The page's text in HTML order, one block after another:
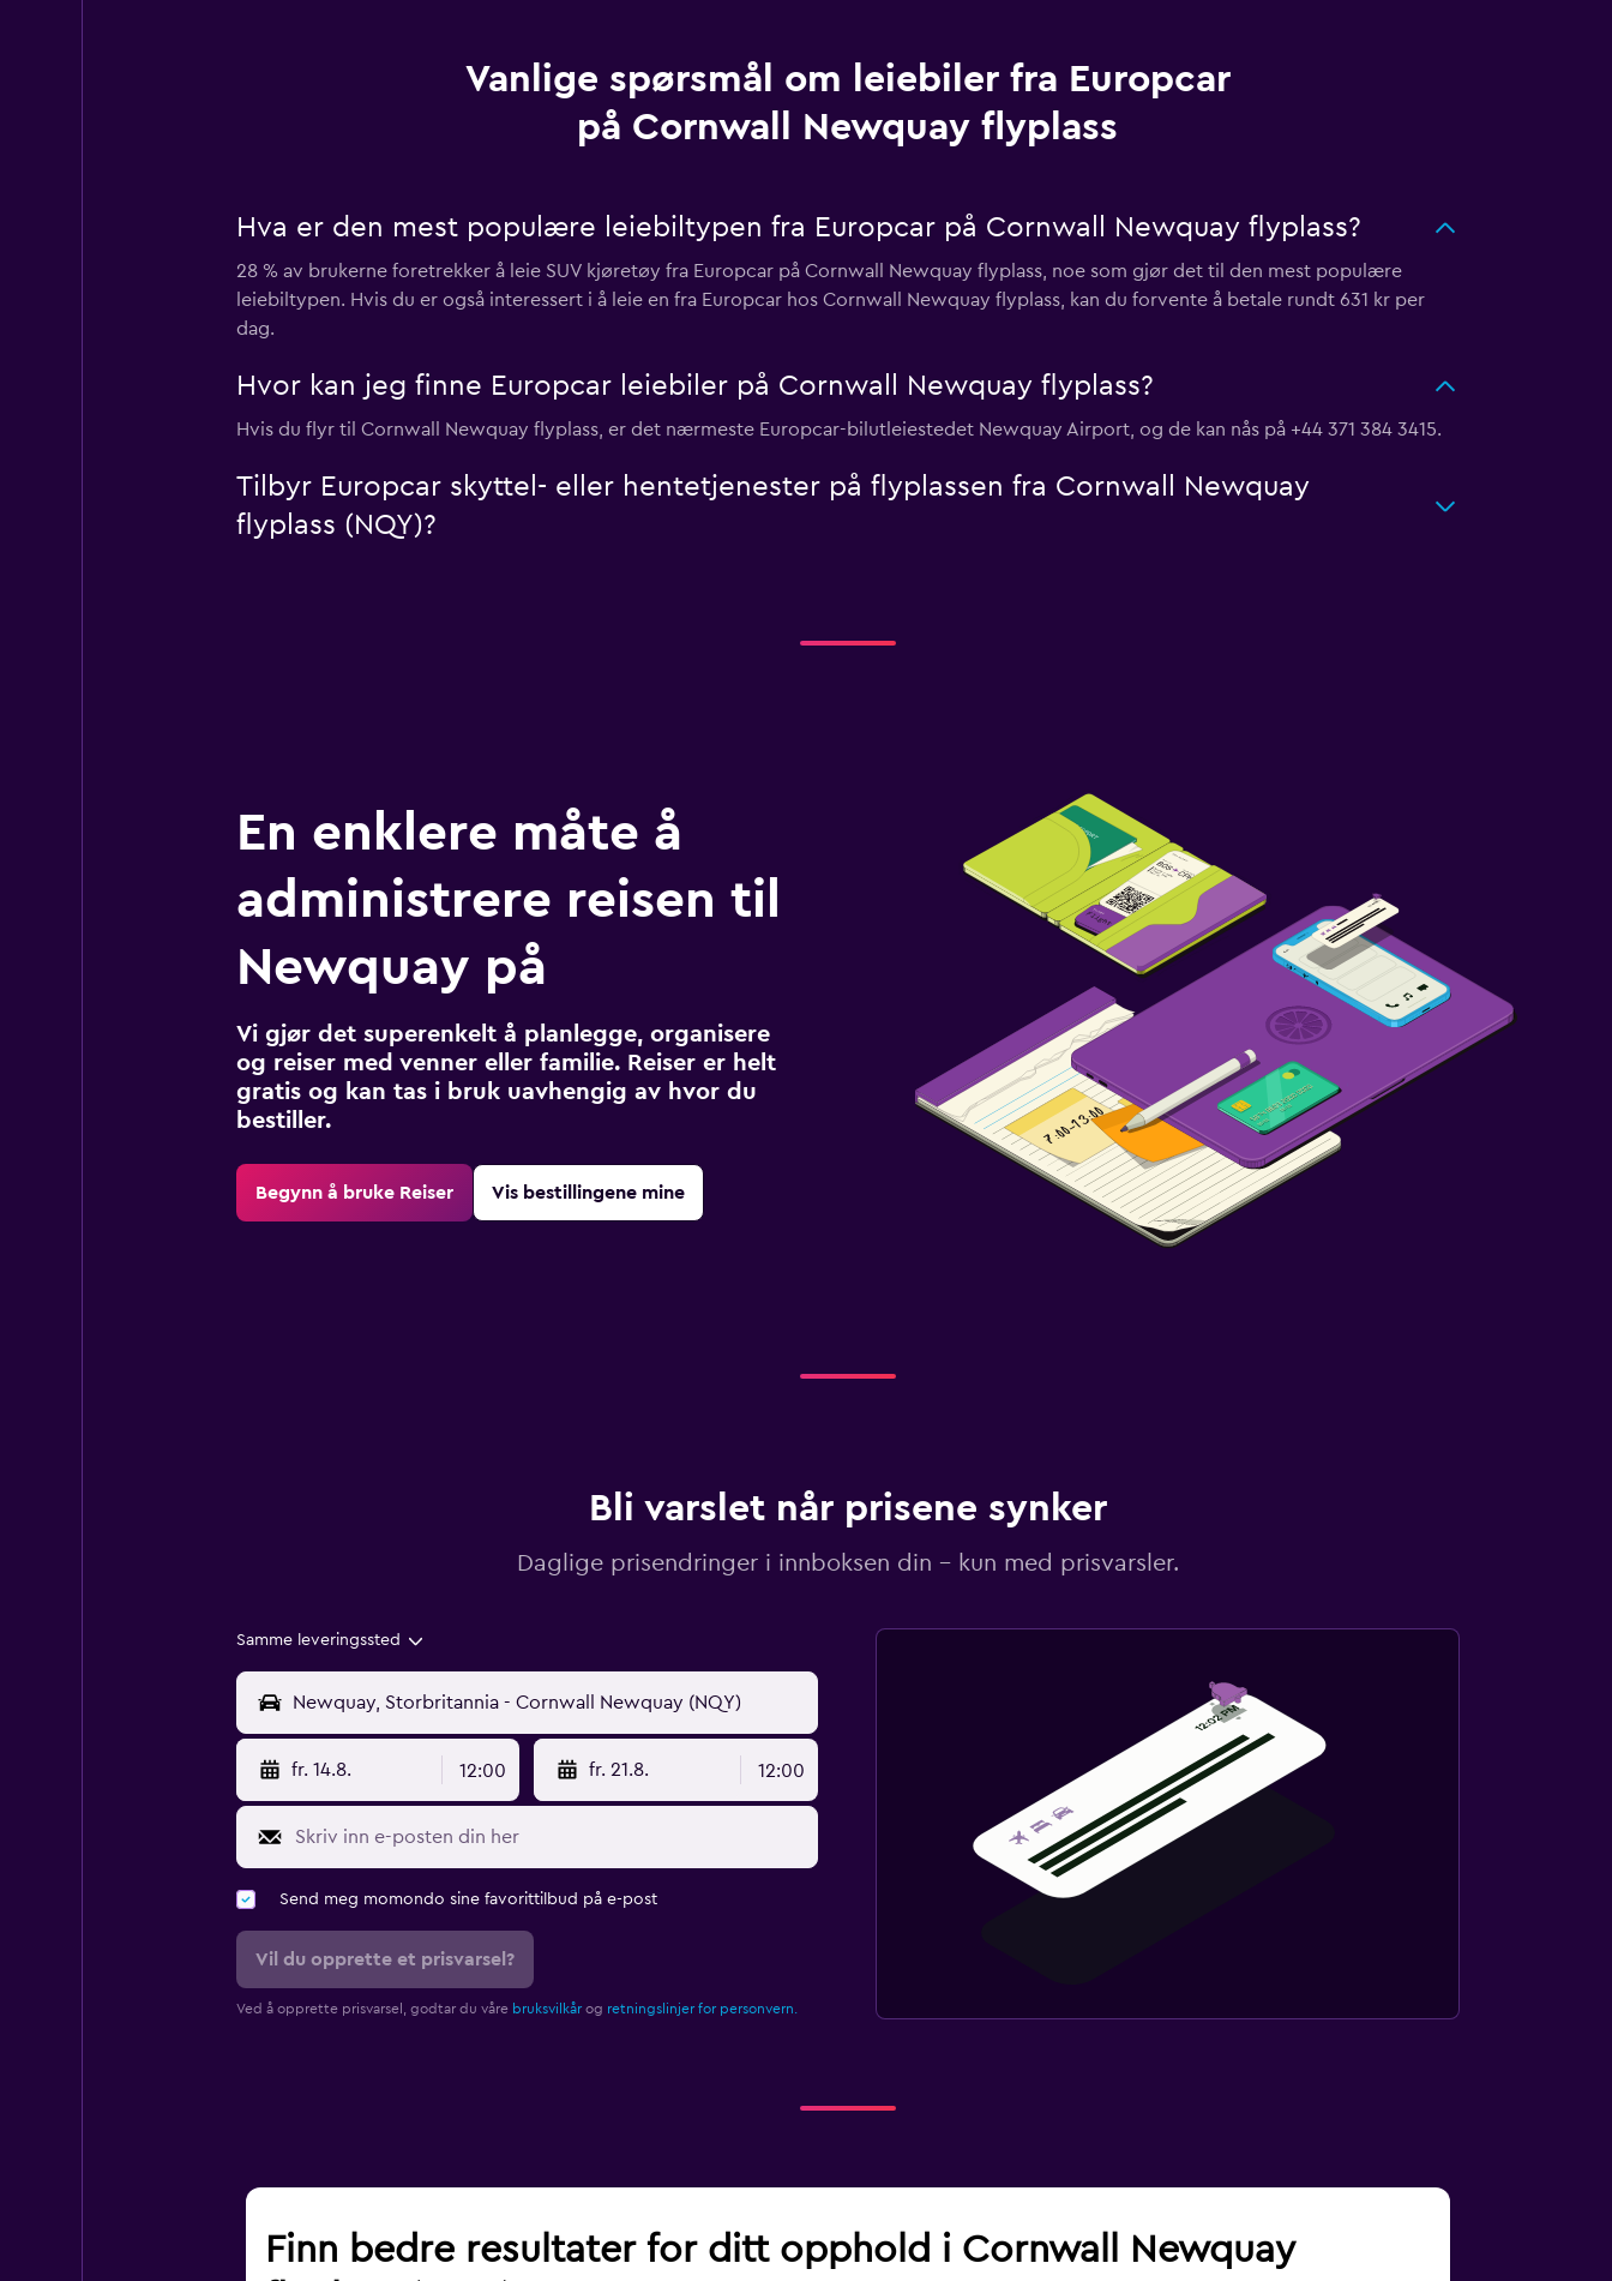
Vanlige spørsmål om leiebiler fra Europcar
på Cornwall Newquay flyplass
Hva er den mest populære leiebiltypen fra Europcar på Cornwall Newquay flyplass?
28 % av brukerne foretrekker å leie SUV kjøretøy fra Europcar på Cornwall Newquay flyplass, noe som gjør det til den mest populære
leiebiltypen. Hvis du er også interessert i å leie en fra Europcar hos Cornwall Newquay flyplass, kan du forvente å betale rundt 631 kr per
dag.
Hvor kan jeg finne Europcar leiebiler på Cornwall Newquay flyplass?
Hvis du flyr til Cornwall Newquay flyplass, er det nærmeste Europcar-bilutleiestedet Newquay Airport, og de kan nås på +44 371 384 3415.
Tilbyr Europcar skyttel- eller hentetjenester på flyplassen fra Cornwall Newquay
flyplass (NQY)?
En enklere måte å
administrere reisen til
Newquay på
Vi gjør det superenkelt å planlegge, organisere
og reiser med venner eller familie. Reiser er helt
gratis og kan tas i bruk uavhengig av hvor du
bestiller.
Begynn å bruke Reiser Vis bestillingene mine
Bli varslet når prisene synker
Daglige prisendringer i innboksen din – kun med prisvarsler.
Samme leveringssted
fr. 14.8. 12:00 fr. 21.8. 12:00
Send meg momondo sine favorittilbud på e-post
Vil du opprette et prisvarsel?
Ved å opprette prisvarsel, godtar du våre bruksvilkårog retningslinjer for personvern.
Finn bedre resultater for ditt opphold i Cornwall Newquay